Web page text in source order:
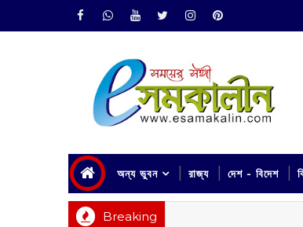
অন্য ভুবন রাজ্য দেশ - বিদেশ
Breaking